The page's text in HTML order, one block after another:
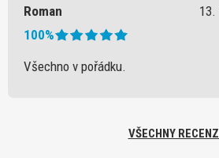
Roman
13.
100%
Všechno v pořádku.
VŠECHNY